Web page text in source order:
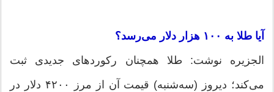
آیا طلا به ۱۰۰ هزار دلار می‌رسد؟
الجزیره نوشت: طلا همچنان رکوردهای جدیدی ثبت
می‌کند؛ دیروز (سه‌شنبه) قیمت آن از مرز ۴۲۰۰ دلار در